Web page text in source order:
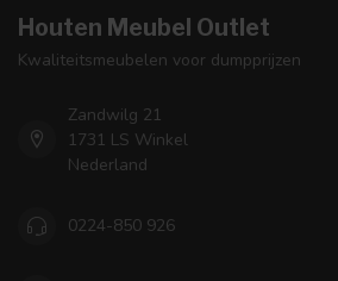
Houten Meubel Outlet
Kwaliteitsmeubelen voor dumpprijzen
Zandwilg 21
1731 LS Winkel
Nederland
0224-850 926